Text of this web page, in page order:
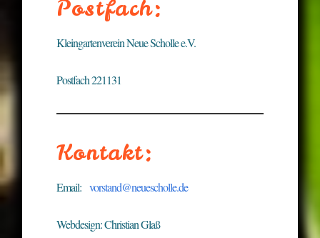
Postfach:
Kleingartenverein Neue Scholle e.V.
Postfach 221131
Kontakt:
Email: vorstand@neuescholle.de
Webdesign: Christian Glaß